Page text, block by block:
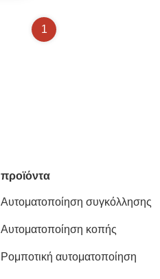
1
προϊόντα
Αυτοματοποίηση συγκόλλησης
Αυτοματοποίηση κοπής
Ρομποτική αυτοματοποίηση